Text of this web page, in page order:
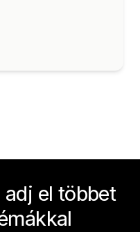
adj el többet